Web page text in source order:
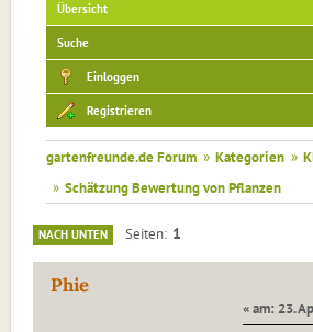
Übersicht
Suche
Einloggen
Registrieren
gartenfreunde.de Forum » Kategorien »
» Schätzung Bewertung von Pflanzen
NACH UNTEN Seiten 1
Phie
« am: 23.